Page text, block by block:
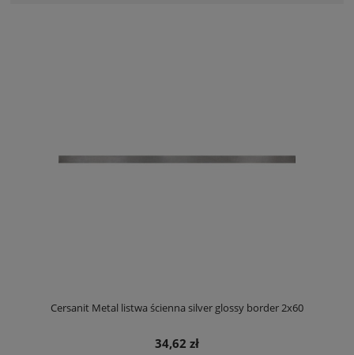
Cersanit Metal listwa ścienna silver glossy border 2x60
34,62 zł